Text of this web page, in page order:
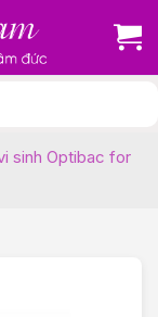
sinh Optibac for